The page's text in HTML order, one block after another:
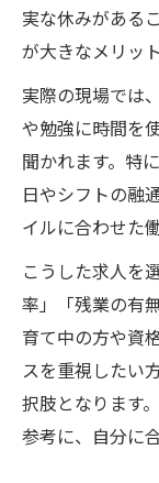
完全週
安定感
正社員
人の特
大和駅
求人
長期勤
方
正社員
力
プライベ
完全週
現
実な休みがある
が大きなメリット
実際の現場では
や勉強に時間を
聞かれます。特
日やシフトの融
イルに合わせた
こうした求人を
率」「残業の有
育て中の方や資
スを重視したい
択肢となります
参考に、自分に